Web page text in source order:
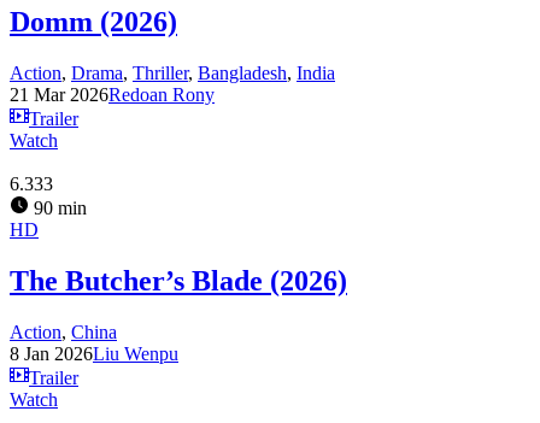
Domm (2026)
Action, Drama, Thriller, Bangladesh, India
21 Mar 2026Redoan Rony
Trailer
Watch
6.333
90 min
HD
The Butcher’s Blade (2026)
Action, China
8 Jan 2026Liu Wenpu
Trailer
Watch